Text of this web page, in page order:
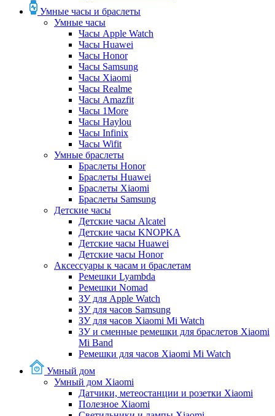
Умные часы и браслеты
Умные часы
Часы Apple Watch
Часы Huawei
Часы Honor
Часы Samsung
Часы Xiaomi
Часы Realme
Часы Amazfit
Часы 1More
Часы Haylou
Часы Infinix
Часы Wifit
Умные браслеты
Браслеты Honor
Браслеты Huawei
Браслеты Xiaomi
Браслеты Samsung
Детские часы
Детские часы Alcatel
Детские часы KNOPKA
Детские часы Huawei
Детские часы Honor
Аксессуары к часам и браслетам
Ремешки Lyambda
Ремешки Nomad
ЗУ для Apple Watch
ЗУ для часов Samsung
ЗУ для часов Xiaomi Mi Watch
ЗУ и сменные ремешки для браслетов Xiaomi
Mi Band
Ремешки для часов Xiaomi Mi Watch
Умный дом
Умный дом Xiaomi
Датчики, метеостанции и розетки Xiaomi
Полезное Xiaomi